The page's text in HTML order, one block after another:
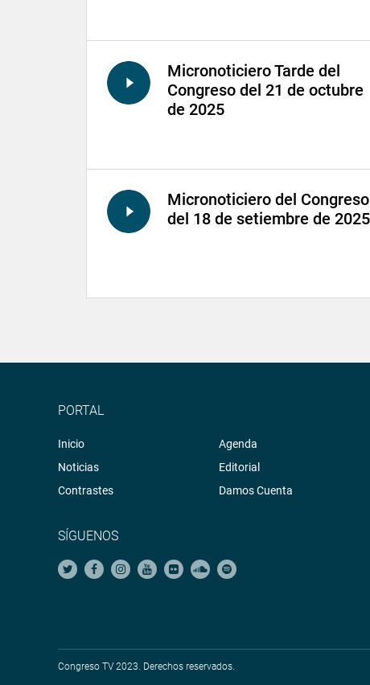
Micronoticiero Tarde del
Congreso del 21 de octubre
de 2025
Micronoticiero del Congreso
del 18 de setiembre de 2025
PORTAL
Inicio
Noticias
Contrastes
Agenda
Editorial
Damos Cuenta
SÍGUENOS
Congreso TV 2023. Derechos reservados.